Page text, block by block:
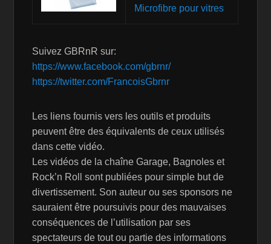
Microfibre pour vitres
Suivez GBRnR sur:
https://www.facebook.com/gbrnr/
https://twitter.com/FrancoisGbrnr
Les liens fournis vers les outils et produits
peuvent être des équivalents de ceux utilisés
dans cette vidéo.
Les vidéos de la chaîne Garage, Bagnoles et
Rock’n Roll sont publiées pour simple but de
divertissement. Son auteur ou ses sponsors ne
sauraient être poursuivis pour des mauvaises
conséquences de l’utilisation par ses
spectateurs de tout ou partie des informations